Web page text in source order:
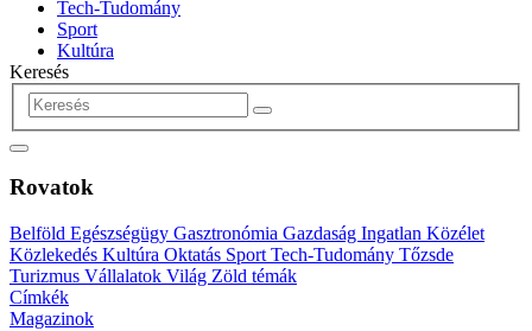
Tech-Tudomány
Sport
Kultúra
Keresés
Rovatok
Belföld Egészségügy Gasztronómia Gazdaság Ingatlan Közélet
Közlekedés Kultúra Oktatás Sport Tech-Tudomány Tőzsde
Turizmus Vállalatok Világ Zöld témák
Címkék
Magazinok